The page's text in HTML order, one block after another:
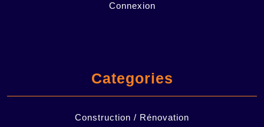
Connexion
Categories
Construction / Rénovation